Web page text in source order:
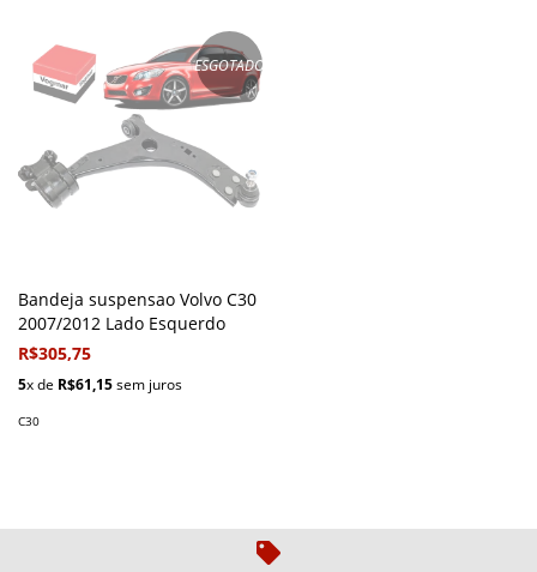
ESGOTADO
Bandeja suspensao Volvo C30
2007/2012 Lado Esquerdo
R$305,75
5x de R$61,15sem juros
C30